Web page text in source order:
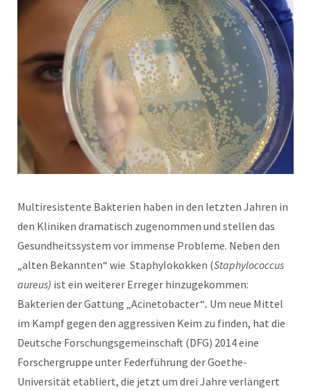
Multiresistente Bakterien haben in den letzten Jahren in
den Kliniken dramatisch zugenommen und stellen das
Gesundheitssystem vor immense Probleme. Neben den
„alten Bekannten“ wie Staphylokokken (Staphylococcus
aureus) ist ein weiterer Erreger hinzugekommen:
Bakterien der Gattung „Acinetobacter“. Um neue Mittel
im Kampf gegen den aggressiven Keim zu finden, hat die
Deutsche Forschungsgemeinschaft (DFG) 2014 eine
Forschergruppe unter Federführung der Goethe-
Universität etabliert, die jetzt um drei Jahre verlängert